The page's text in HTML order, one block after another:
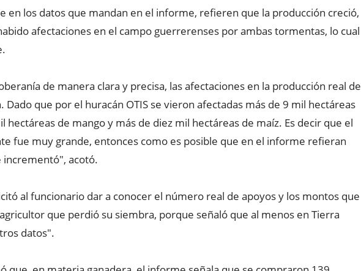
en los datos que mandan en el informe, refieren que la producción creció,
afectaciones en el campo guerrerenses por ambas tormentas, lo cual
de manera clara y precisa, las afectaciones en la producción real de
Dado que por el huracán OTIS se vieron afectadas más de 9 mil hectáreas
hectáreas de mango y más de diez mil hectáreas de maíz. Es decir que el
fue muy grande, entonces como es posible que en el informe refieran
incrementó", acotó.
al funcionario dar a conocer el número real de apoyos y los montos que
que perdió su siembra, porque señaló que al menos en Tierra
datos".